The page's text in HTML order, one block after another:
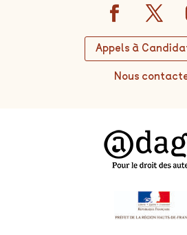
Appels à
Nous